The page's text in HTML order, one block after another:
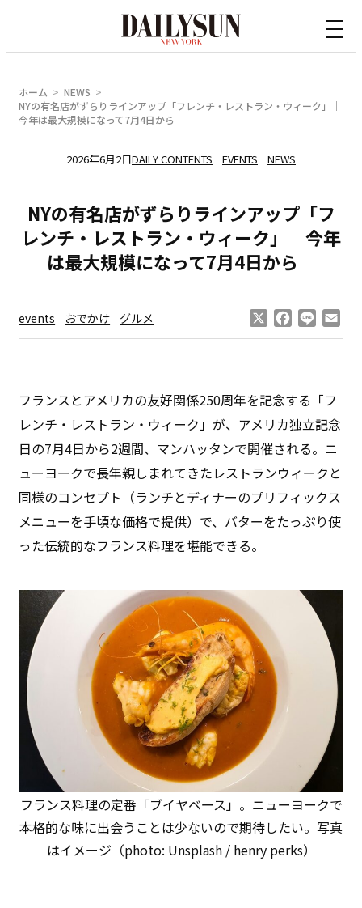
ホーム
NEWS
NYの有名店がずらりラインアップ「フレンチ・レストラン・ウィーク」｜
今年は最大規模になって7月4日から
2026年6月2日DAILY CONTENTS EVENTS NEWS
NYの有名店がずらりラインアップ「フ
レンチ・レストラン・ウィーク」｜今年
は最大規模になって7月4日から
events おでかけ グルメ Facebook
Line
フランスとアメリカの友好関係250周年を記念する「フ
レンチ・レストラン・ウィーク」が、アメリカ独立記念
日の7月4日から2週間、マンハッタンで開催される。ニ
ューヨークで長年親しまれてきたレストランウィークと
同様のコンセプト（ランチとディナーのプリフィックス
メニューを手頃な価格で提供）で、バターをたっぷり使
った伝統的なフランス料理を堪能できる。
フランス料理の定番「ブイヤベース」。ニューヨークで
本格的な味に出会うことは少ないので期待したい。写真
はイメージ（photo: Unsplash / henry perks）